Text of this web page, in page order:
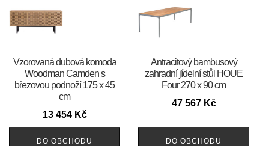
Vzorovaná dubová komoda
Woodman Camden s
březovou podnoží 175 x 45
cm
13 454 Kč
DO OBCHODU
Antracitový bambusový
zahradní jídelní stůl HOUE
Four 270 x 90 cm
47 567 Kč
DO OBCHODU